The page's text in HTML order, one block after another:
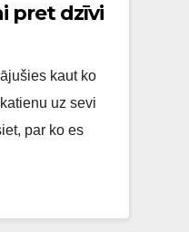
pret dzīvi
kaut ko
uz sevi
par ko es